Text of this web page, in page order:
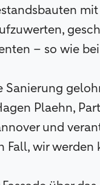
mit
– so wie
Sanierung
Plaehn,
und
Fall, wir werden